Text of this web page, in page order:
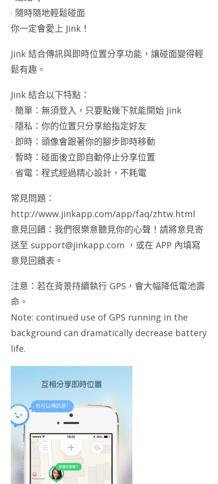
· 隨時隨地輕鬆碰面
你一定會愛上 Jink！
Jink 結合傳訊與即時位置分享功能，讓碰面變得輕
鬆有趣。
Jink 結合以下特點：
· 簡單：無須登入，只要點幾下就能開始 Jink
· 隱私：你的位置只分享給指定好友
· 即時：頭像會跟著你的腳步即時移動
· 暫時：碰面後立即自動停止分享位置
· 省電：程式經過精心設計，不耗電
常見問題：
http://www.jinkapp.com/app/faq/zhtw.html
意見回饋：我們很樂意聽見你的心聲！請將意見寄
送至 support@jinkapp.com ，或在 APP 內填寫
意見回饋表。
注意：若在背景持續執行 GPS，會大幅降低電池壽
命。
Note: continued use of GPS running in the
background can dramatically decrease battery
life.